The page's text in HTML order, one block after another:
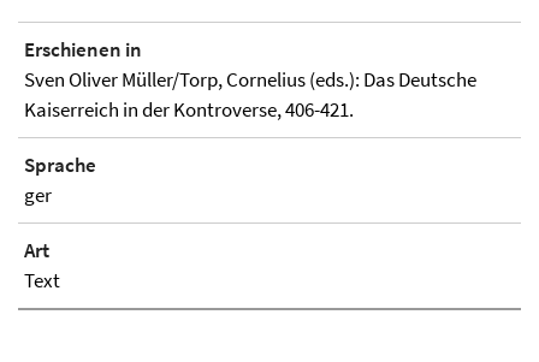
Erschienen in
Sven Oliver Müller/Torp, Cornelius (eds.): Das Deutsche
Kaiserreich in der Kontroverse, 406-421.
Sprache
ger
Art
Text